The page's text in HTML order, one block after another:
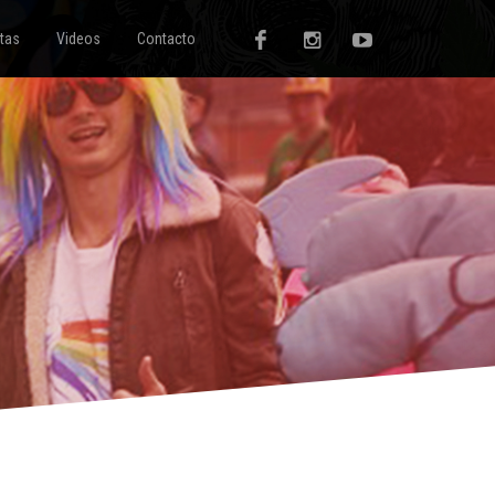
Videos Contacto